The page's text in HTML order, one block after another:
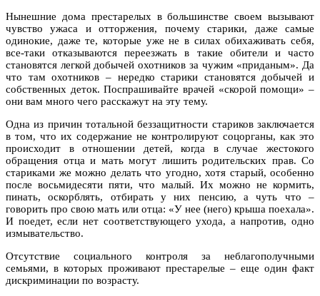
Нынешние дома престарелых в большинстве своем вызывают
чувство ужаса и отторжения, почему старики, даже самые
одинокие, даже те, которые уже не в силах обихаживать себя,
все-таки отказываются переезжать в такие обители и часто
становятся легкой добычей охотников за чужим «приданым». Да
что там охотников – нередко старики становятся добычей и
собственных деток. Поспрашивайте врачей «скорой помощи» –
они вам много чего расскажут на эту тему.
Одна из причин тотальной беззащитности стариков заключается
в том, что их содержание не контролируют соцорганы, как это
происходит в отношении детей, когда в случае жестокого
обращения отца и мать могут лишить родительских прав. Со
стариками же можно делать что угодно, хотя старый, особенно
после восьмидесяти пяти, что малый. Их можно не кормить,
пинать, оскорблять, отбирать у них пенсию, а чуть что –
говорить про свою мать или отца: «У нее (него) крыша поехала».
И поедет, если нет соответствующего ухода, а напротив, одно
измывательство.
Отсутствие социального контроля за неблагополучными
семьями, в которых проживают престарелые – еще один факт
дискриминации по возрасту.